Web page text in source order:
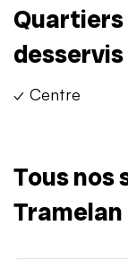
desservis
✓ Centre
Tous nos
Tramelan